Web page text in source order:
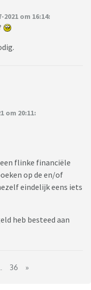
om 16:14:
om 20:11:
flinke financiële
op de en/of
eindelijk eens iets
heb besteed aan
36 »